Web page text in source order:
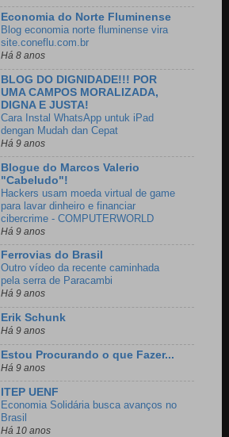
Economia do Norte Fluminense
Blog economia norte fluminense vira
site.coneflu.com.br
Há 8 anos
BLOG DO DIGNIDADE!!! POR
UMA CAMPOS MORALIZADA,
DIGNA E JUSTA!
Cara Instal WhatsApp untuk iPad
dengan Mudah dan Cepat
Há 9 anos
Blogue do Marcos Valerio
"Cabeludo"!
Hackers usam moeda virtual de game
para lavar dinheiro e financiar
cibercrime - COMPUTERWORLD
Há 9 anos
Ferrovias do Brasil
Outro vídeo da recente caminhada
pela serra de Paracambi
Há 9 anos
Erik Schunk
Há 9 anos
Estou Procurando o que Fazer...
Há 9 anos
ITEP UENF
Economia Solidária busca avanços no
Brasil
Há 10 anos